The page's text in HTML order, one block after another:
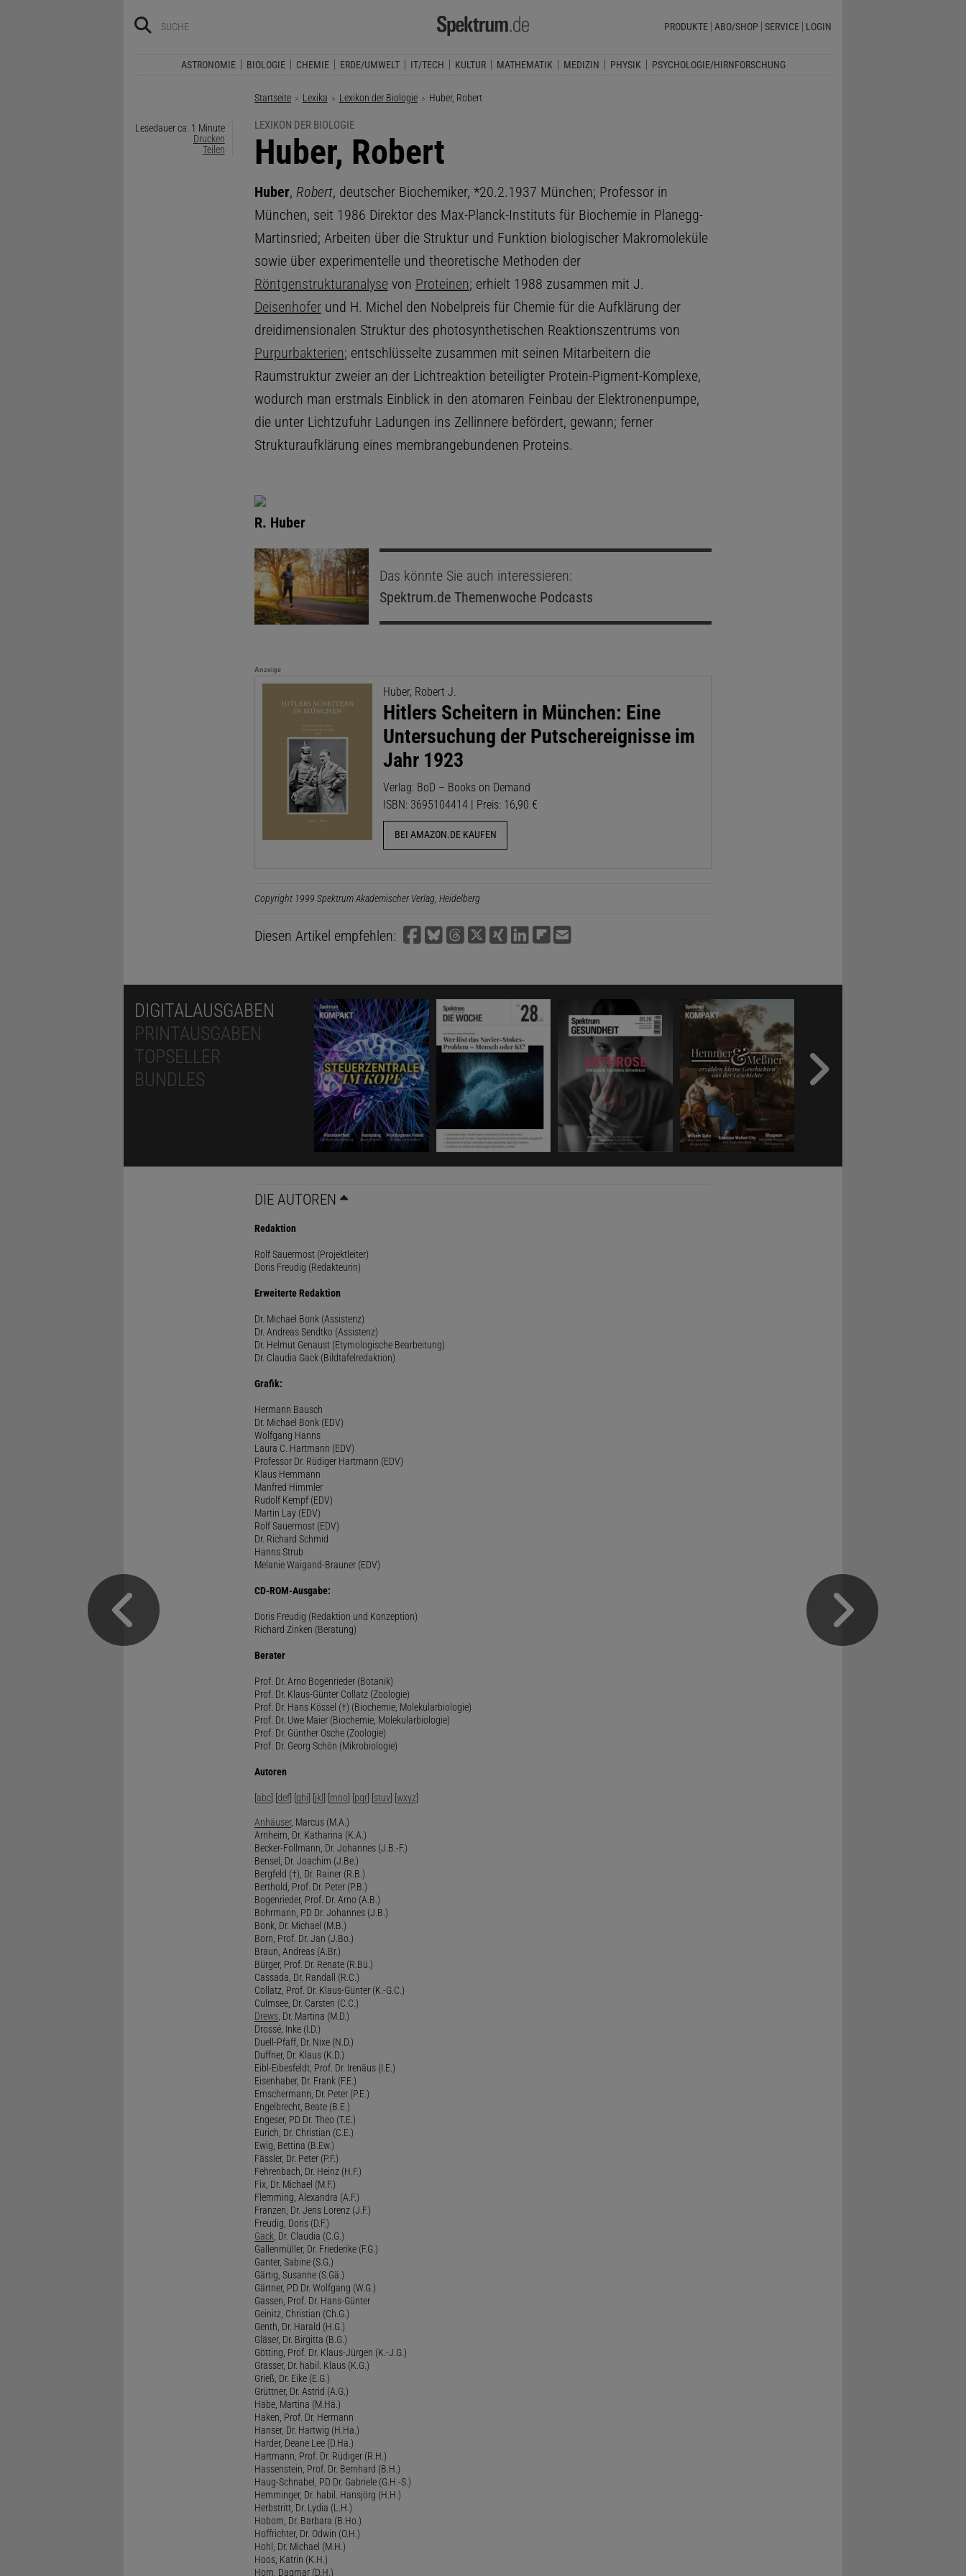
PRODUKTE ABO/SHOP SERVICE LOGIN
ASTRONOMIE BIOLOGIE CHEMIE ERDE/UMWELT IT/TECH KULTUR MATHEMATIK MEDIZIN PHYSIK PSYCHOLOGIE/HIRNFORSCHUNG
Startseite Lexika Lexikon der Biologie Aktuelle Seite:
Huber, Robert
Lesedauer ca. 1 Minute
Drucken
Teilen
LEXIKON DER BIOLOGIE
:
Huber, Robert
Huber, Robert, deutscher Biochemiker, *20.2.1937 München; Professor in
München, seit 1986 Direktor des Max-Planck-Instituts für Biochemie in Planegg-
Martinsried; Arbeiten über die Struktur und Funktion biologischer Makromoleküle
sowie über experimentelle und theoretische Methoden der
Röntgenstrukturanalysevon Proteinen; erhielt 1988 zusammen mit J.
Deisenhoferund H. Michel den Nobelpreis für Chemie für die Aufklärung der
dreidimensionalen Struktur des photosynthetischen Reaktionszentrums von
Purpurbakterien; entschlüsselte zusammen mit seinen Mitarbeitern die
Raumstruktur zweier an der Lichtreaktion beteiligter Protein-Pigment-Komplexe,
wodurch man erstmals Einblick in den atomaren Feinbau der Elektronenpumpe,
die unter Lichtzufuhr Ladungen ins Zellinnere befördert, gewann; ferner
Strukturaufklärung eines membrangebundenen Proteins.
R. Huber
Das könnte Sie auch interessieren:
Spektrum.deThemenwoche Podcasts
Anzeige
Huber, Robert J.
Hitlers Scheitern in München: Eine
Untersuchung der Putschereignisse im
Jahr 1923
Verlag: BoD – Books on Demand
ISBN: 3695104414 | Preis: 16,90 €
BEI AMAZON.DE KAUFEN
Copyright 1999 Spektrum Akademischer Verlag, Heidelberg
Diesen Artikel empfehlen:
DIGITALAUSGABEN
PRINTAUSGABEN
TOPSELLER
BUNDLES
DIE AUTOREN
Redaktion
Rolf Sauermost (Projektleiter)
Doris Freudig (Redakteurin)
Erweiterte Redaktion
Dr. Michael Bonk (Assistenz)
Dr. Andreas Sendtko (Assistenz)
Dr. Helmut Genaust (Etymologische Bearbeitung)
Dr. Claudia Gack (Bildtafelredaktion)
Grafik:
Hermann Bausch
Dr. Michael Bonk (EDV)
Wolfgang Hanns
Laura C. Hartmann (EDV)
Professor Dr. Rüdiger Hartmann (EDV)
Klaus Hemmann
Manfred Himmler
Rudolf Kempf (EDV)
Martin Lay (EDV)
Rolf Sauermost (EDV)
Dr. Richard Schmid
Hanns Strub
Melanie Waigand-Brauner (EDV)
CD-ROM-Ausgabe:
Doris Freudig (Redaktion und Konzeption)
Richard Zinken (Beratung)
Berater
Prof. Dr. Arno Bogenrieder (Botanik)
Prof. Dr. Klaus-Günter Collatz (Zoologie)
Prof. Dr. Hans Kössel (†) (Biochemie, Molekularbiologie)
Prof. Dr. Uwe Maier (Biochemie, Molekularbiologie)
Prof. Dr. Günther Osche (Zoologie)
Prof. Dr. Georg Schön (Mikrobiologie)
Autoren
[abc] [def] [ghi] [jkl] [mno] [pqr] [stuv] [wxyz]
Anhäuser, Marcus (M.A.)
Arnheim, Dr. Katharina (K.A.)
Becker-Follmann, Dr. Johannes (J.B.-F.)
Bensel, Dr. Joachim (J.Be.)
Bergfeld (†), Dr. Rainer (R.B.)
Berthold, Prof. Dr. Peter (P.B.)
Bogenrieder, Prof. Dr. Arno (A.B.)
Bohrmann, PD Dr. Johannes (J.B.)
Bonk, Dr. Michael (M.B.)
Born, Prof. Dr. Jan (J.Bo.)
Braun, Andreas (A.Br.)
Bürger, Prof. Dr. Renate (R.Bü.)
Cassada, Dr. Randall (R.C.)
Collatz, Prof. Dr. Klaus-Günter (K.-G.C.)
Culmsee, Dr. Carsten (C.C.)
Drews, Dr. Martina (M.D.)
Drossé, Inke (I.D.)
Duell-Pfaff, Dr. Nixe (N.D.)
Duffner, Dr. Klaus (K.D.)
Eibl-Eibesfeldt, Prof. Dr. Irenäus (I.E.)
Eisenhaber, Dr. Frank (F.E.)
Emschermann, Dr. Peter (P.E.)
Engelbrecht, Beate (B.E.)
Engeser, PD Dr. Theo (T.E.)
Eurich, Dr. Christian (C.E.)
Ewig, Bettina (B.Ew.)
Fässler, Dr. Peter (P.F.)
Fehrenbach, Dr. Heinz (H.F.)
Fix, Dr. Michael (M.F.)
Flemming, Alexandra (A.F.)
Franzen, Dr. Jens Lorenz (J.F.)
Freudig, Doris (D.F.)
Gack, Dr. Claudia (C.G.)
Gallenmüller, Dr. Friederike (F.G.)
Ganter, Sabine (S.G.)
Gärtig, Susanne (S.Gä.)
Gärtner, PD Dr. Wolfgang (W.G.)
Gassen, Prof. Dr. Hans-Günter
Geinitz, Christian (Ch.G.)
Genth, Dr. Harald (H.G.)
Gläser, Dr. Birgitta (B.G.)
Götting, Prof. Dr. Klaus-Jürgen (K.-J.G.)
Grasser, Dr. habil. Klaus (K.G.)
Grieß, Dr. Eike (E.G.)
Grüttner, Dr. Astrid (A.G.)
Häbe, Martina (M.Hä.)
Haken, Prof. Dr. Hermann
Hanser, Dr. Hartwig (H.Ha.)
Harder, Deane Lee (D.Ha.)
Hartmann, Prof. Dr. Rüdiger (R.H.)
Hassenstein, Prof. Dr. Bernhard (B.H.)
Haug-Schnabel, PD Dr. Gabriele (G.H.-S.)
Hemminger, Dr. habil. Hansjörg (H.H.)
Herbstritt, Dr. Lydia (L.H.)
Hobom, Dr. Barbara (B.Ho.)
Hoffrichter, Dr. Odwin (O.H.)
Hohl, Dr. Michael (M.H.)
Hoos, Katrin (K.H.)
Horn, Dagmar (D.H.)